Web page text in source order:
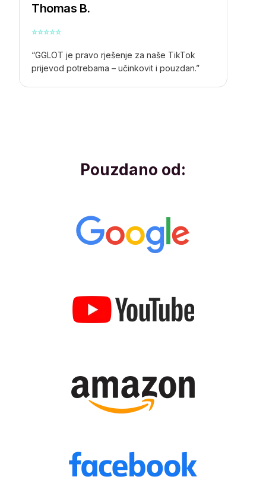
Thomas B.
⭐⭐⭐⭐⭐
“GGLOT je pravo rješenje za naše TikTok
prijevodpotrebama – učinkovit i pouzdan.”
Pouzdano od: